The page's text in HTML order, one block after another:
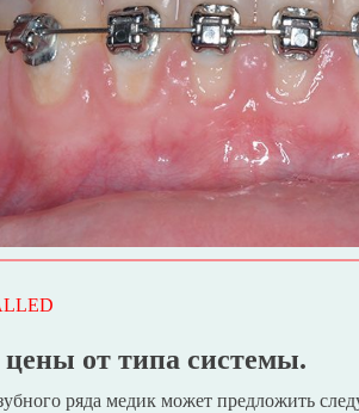
цены от типа системы.
ряда медик может предложить